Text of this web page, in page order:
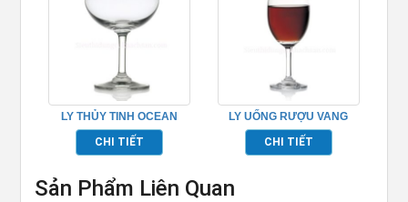
LY THỦY TINH OCEAN
CLASSIC SAUCER
CHAMPAGNE TP_1501S07
CHI TIẾT
LY UỐNG RƯỢU VANG
CLASSIC GOBLET
TP_1500G11
CHI TIẾT
Sản Phẩm Liên Quan